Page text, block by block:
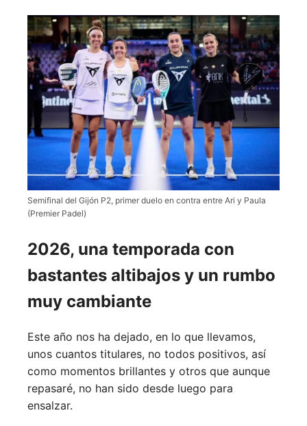
Semifinal del Gijón P2, primer duelo en contra entre Ari y Paula
(Premier Padel)
2026, una temporada con
bastantes altibajos y un rumbo
muy cambiante
Este año nos ha dejado, en lo que llevamos,
unos cuantos titulares, no todos positivos, así
como momentos brillantes y otros que aunque
repasaré, no han sido desde luego para
ensalzar.